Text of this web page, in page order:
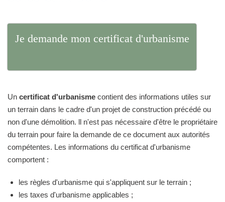
Je demande mon certificat d'urbanisme
Un certificat d'urbanisme contient des informations utiles sur
un terrain dans le cadre d'un projet de construction précédé ou
non d'une démolition. ll n'est pas nécessaire d'être le propriétaire
du terrain pour faire la demande de ce document aux autorités
compétentes. Les informations du certificat d'urbanisme
comportent :
les règles d'urbanisme qui s'appliquent sur le terrain ;
les taxes d'urbanisme applicables ;